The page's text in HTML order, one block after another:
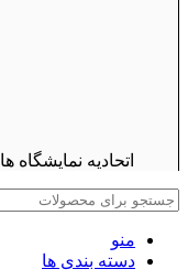
اتحادیه
منو
دسته بندی ها